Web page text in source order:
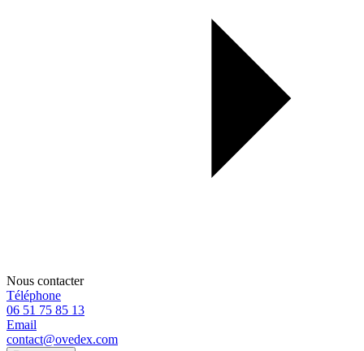
Nous contacter
Téléphone
06 51 75 85 13
Email
contact@ovedex.com